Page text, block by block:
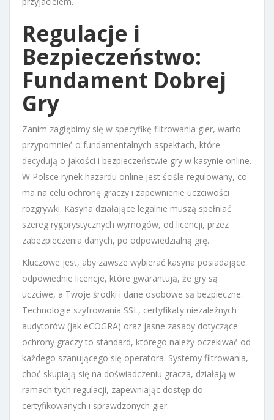
Regulacje i
Bezpieczeństwo:
Fundament Dobrej
Gry
Zanim zagłębimy się w specyfikę filtrowania gier, warto
przypomnieć o fundamentalnych aspektach, które
decydują o jakości i bezpieczeństwie gry w kasynie online.
W Polsce rynek hazardu online jest ściśle regulowany, co
ma na celu ochronę graczy i zapewnienie uczciwości
rozgrywki. Kasyna działające legalnie muszą spełniać
szereg rygorystycznych wymogów, od licencji, przez
zabezpieczenia danych, po odpowiedzialną grę.
Kluczowe jest, aby zawsze wybierać kasyna posiadające
odpowiednie licencje, które gwarantują, że gry są
uczciwe, a Twoje środki i dane osobowe są bezpieczne.
Technologie szyfrowania SSL, certyfikaty niezależnych
audytorów (jak eCOGRA) oraz jasne zasady dotyczące
ochrony graczy to standard, którego należy oczekiwać od
każdego szanującego się operatora. Systemy filtrowania,
choć skupiają się na doświadczeniu gracza, działają w
ramach tych regulacji, zapewniając dostęp do
certyfikowanych i sprawdzonych gier.